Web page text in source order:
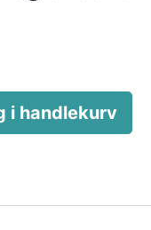
i handlekurv